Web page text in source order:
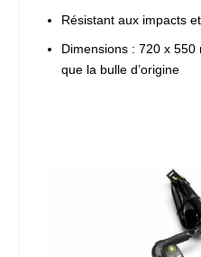
Résistant aux impacts
Dimensions : 720 x
que la bulle d’origine